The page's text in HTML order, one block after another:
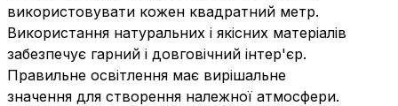
використовувати кожен квадратний метр.
Використання натуральних і якісних матеріалів
забезпечує гарний і довговічний інтер'єр.
Правильне освітлення має вирішальне
значення для створення належної атмосфери.